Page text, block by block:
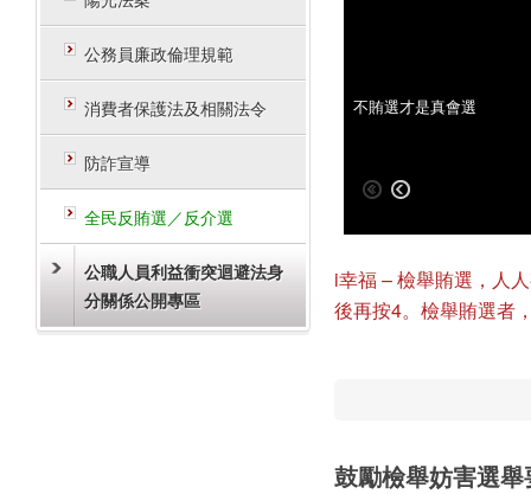
公務員廉政倫理規範
消費者保護法及相關法令
防詐宣導
全民反賄選／反介選
公職人員利益衝突迴避法身
分關係公開專區
全民反賄選
不賄選才是真會選
i幸福 – 檢舉賄選，人
後再按4。檢舉賄選者
鼓勵檢舉妨害選舉